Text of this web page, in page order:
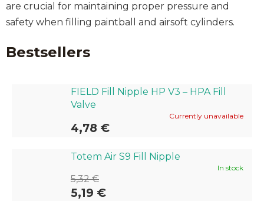
are crucial for maintaining proper pressure and
safety when filling paintball and airsoft cylinders.
Bestsellers
FIELD Fill Nipple HP V3 – HPA Fill
Valve
Currently unavailable
4,78 €
Totem Air S9 Fill Nipple
In stock
5,19 €
5,32 €